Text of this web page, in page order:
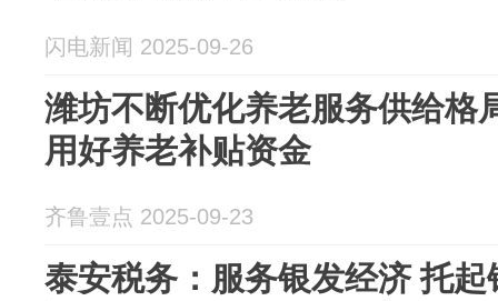
闪电新闻 2025-09-26
潍坊不断优化养老服务供给格
用好养老补贴资金
齐鲁壹点 2025-09-23
泰安税务：服务银发经济 托